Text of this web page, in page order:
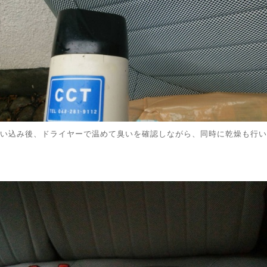
込み後、ドライヤーで温めて臭いを確認しながら、同時に乾燥も行